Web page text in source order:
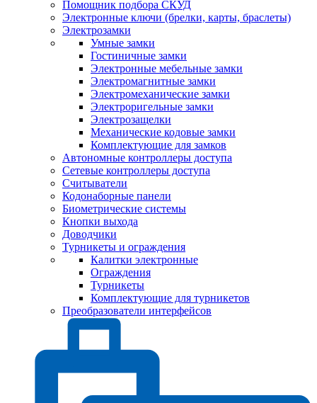
Помощник подбора СКУД
Электронные ключи (брелки, карты, браслеты)
Электрозамки
Умные замки
Гостиничные замки
Электронные мебельные замки
Электромагнитные замки
Электромеханические замки
Электроригельные замки
Электрозащелки
Механические кодовые замки
Комплектующие для замков
Автономные контроллеры доступа
Сетевые контроллеры доступа
Считыватели
Кодонаборные панели
Биометрические системы
Кнопки выхода
Доводчики
Турникеты и ограждения
Калитки электронные
Ограждения
Турникеты
Комплектующие для турникетов
Преобразователи интерфейсов